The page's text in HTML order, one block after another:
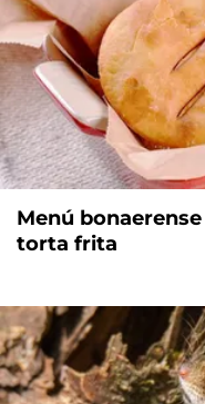
Menú
torta frita